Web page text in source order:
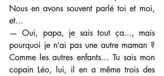
Nous en avons souvent parlé toi et moi,
et...
— Oui, papa, je sais tout ça..., mais
pourquoi je n’ai pas une autre maman ?
Comme les autres enfants… Tu sais mon
copain Léo, lui, il en a même trois des